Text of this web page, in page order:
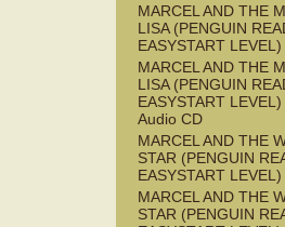
MARCEL AND THE
LISA (PENGUIN
EASYSTART
MARCEL AND THE
LISA (PENGUIN
EASYSTART
Audio CD
MARCEL AND THE
STAR (PENGUIN
EASYSTART
MARCEL AND THE
STAR (PENGUIN